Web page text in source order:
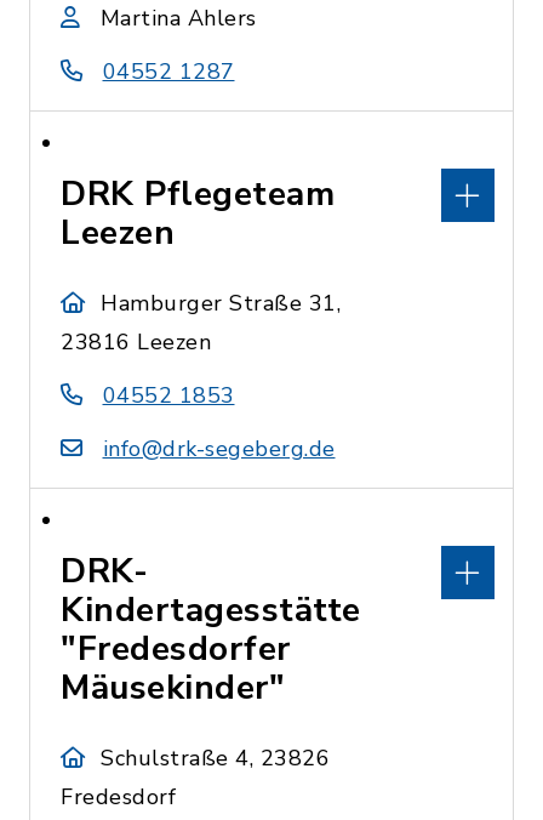
Martina Ahlers
04552 1287
DRK Pflegeteam
Leezen
Hamburger Straße 31,
23816 Leezen
04552 1853
info@drk-segeberg.de
DRK-
Kindertagesstätte
"Fredesdorfer
Mäusekinder"
Schulstraße 4, 23826
Fredesdorf